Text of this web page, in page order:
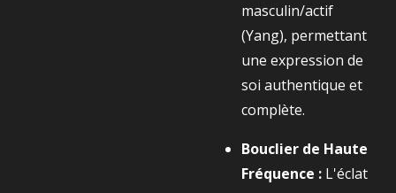
masculin/actif
(Yang), permettant
une expression de
soi authentique et
complète.
Bouclier de Haute
Fréquence : L'éclat